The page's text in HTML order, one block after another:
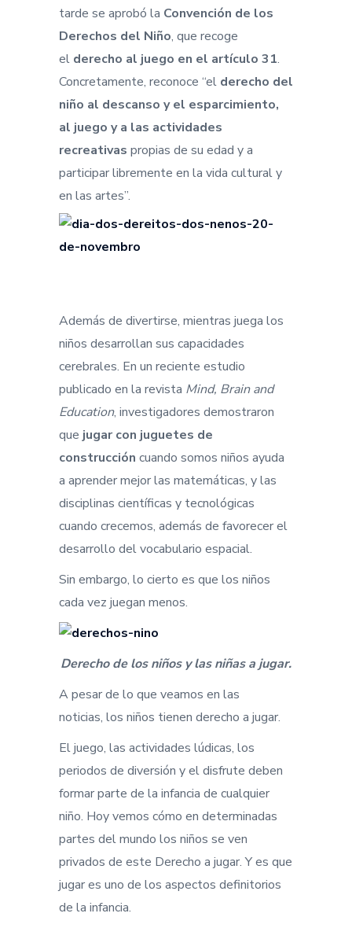
tarde se aprobó la Convención de los
Derechos del Niño, que recoge
el derecho al juego en el artículo 31.
Concretamente, reconoce “el derecho del
niño al descanso y el esparcimiento,
al juego y a las actividades
recreativas propias de su edad y a
participar libremente en la vida cultural y
en las artes”.
Además de divertirse, mientras juega los
niños desarrollan sus capacidades
cerebrales. En un reciente estudio
publicado en la revista Mind, Brain and
Education, investigadores demostraron
que jugar con juguetes de
construcción cuando somos niños ayuda
a aprender mejor las matemáticas, y las
disciplinas científicas y tecnológicas
cuando crecemos, además de favorecer el
desarrollo del vocabulario espacial.
Sin embargo, lo cierto es que los niños
cada vez juegan menos.
Derecho de los niños y las niñas a jugar.
A pesar de lo que veamos en las
noticias, los niños tienen derecho a jugar.
El juego, las actividades lúdicas, los
periodos de diversión y el disfrute deben
formar parte de la infancia de cualquier
niño. Hoy vemos cómo en determinadas
partes del mundo los niños se ven
privados de este Derecho a jugar. Y es que
jugar es uno de los aspectos definitorios
de la infancia.